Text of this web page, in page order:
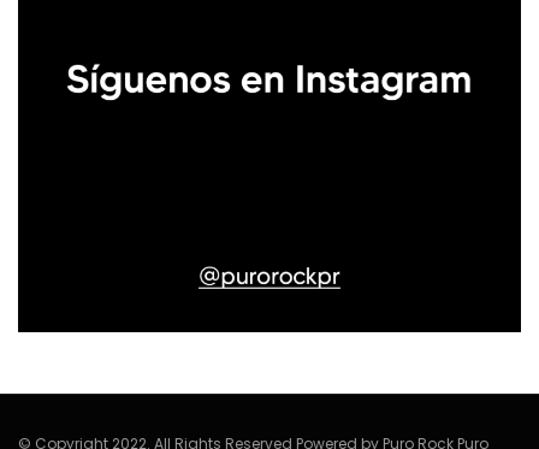
© Copyright 2022. All Rights Reserved Powered by Puro Rock Puro